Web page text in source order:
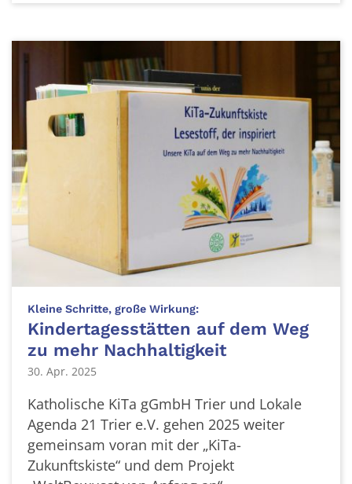
Kleine Schritte, große Wirkung::
Kindertagesstätten auf dem Weg
zu mehr Nachhaltigkeit
30. Apr. 2025
Katholische KiTa gGmbH Trier und Lokale
Agenda 21 Trier e.V. gehen 2025 weiter
gemeinsam voran mit der „KiTa-
Zukunftskiste“ und dem Projekt